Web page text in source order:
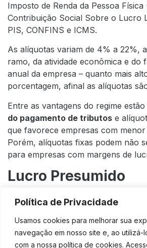
Política de Privacidade
Usamos cookies para melhorar sua
navegação em nosso site e, ao
com a nossa política de cookies.
Imposto de Renda da Pessoa Física
Contribuição Social Sobre o Lucro
PIS, CONFINS e ICMS.
As alíquotas variam de 4% a 22%,
ramo, da atividade econômica e do
anual da empresa – quanto mais
porcentagem, afinal as alíquotas
Entre as vantagens do regime estão
do pagamento de tributos e
que favorece empresas com
Porém, alíquotas fixas podem não
para empresas com margens de
Lucro Presumido
OLucro Presumido, como o
presunção de lucro de uma
dareceita bruta auferida . Isso